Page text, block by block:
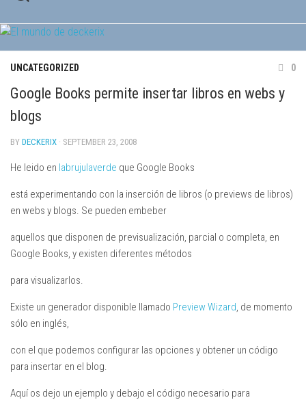
to
content
UNCATEGORIZED 0
Google Books permite insertar libros en webs y
blogs
BY DECKERIX · SEPTEMBER 23, 2008
He leido en labrujulaverde que Google Books
está experimentando con la inserción de libros (o previews de libros)
en webs y blogs. Se pueden embeber
aquellos que disponen de previsualización, parcial o completa, en
Google Books, y existen diferentes métodos
para visualizarlos.
Existe un generador disponible llamado Preview Wizard, de momento
sólo en inglés,
con el que podemos configurar las opciones y obtener un código
para insertar en el blog.
Aquí os dejo un ejemplo y debajo el código necesario para